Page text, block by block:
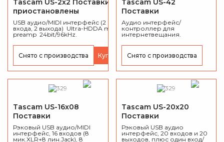
Tascam US-2x2 Поставки
приостановлены
USB аудио/MIDI интерфейс (2
входа, 2 выхода) Ultra-HDDA mic-
preamp 24bit/96kHz.
Снято с производства Купить
Tascam US-42
Поставки
приостановлены
Аудио интерфейс/
контроллер для
интернетвещания.
Снято с производства
Tascam US-16x08
Поставки
приостановлены
Рэковый USB аудио/MIDI
интерфейс, 16 входов (8
мик.XLR+8 лин.Jack), 8
Tascam US-20x20
Поставки
приостановлены
Рэковый USB аудио
интерфейс, 20 входов и 20
выходов, плюс один вход/